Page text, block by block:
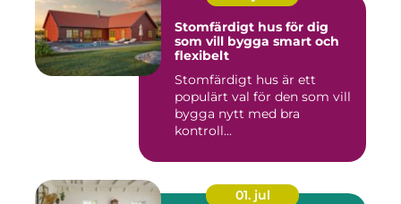
Stomfärdigt hus för dig
som vill bygga smart och
flexibelt
Stomfärdigt hus är ett
populärt val för den som vill
bygga nytt med bra
kontroll...
01. jul